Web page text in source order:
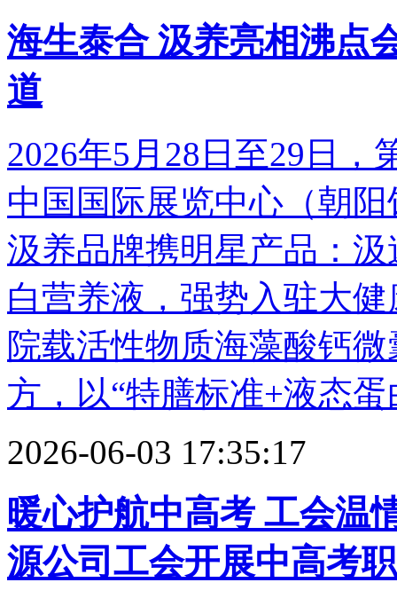
海生泰合 汲养亮相沸点
道
2026年5月28日至29日，
中国国际展览中心（朝
汲养品牌携明星产品：
白营养液，强势入驻大
院载活性物质海藻酸钙
方，以“特膳标准+液态
2026-06-03 17:35:17
暖心护航中高考 工会温
源公司工会开展中高考